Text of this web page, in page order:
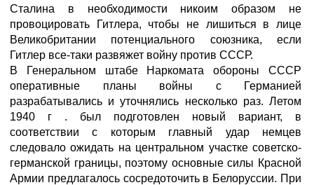
Сталина в необходимости никоим образом не
провоцировать Гитлера, чтобы не лишиться в лице
Великобритании потенциального союзника, если
Гитлер все-таки развяжет войну против СССР.
В Генеральном штабе Наркомата обороны СССР
оперативные планы войны с Германией
разрабатывались и уточнялись несколько раз. Летом
1940 г . был подготовлен новый вариант, в
соответствии с которым главный удар немцев
следовало ожидать на центральном участке советско-
германской границы, поэтому основные силы Красной
Армии предлагалось сосредоточить в Белоруссии. При